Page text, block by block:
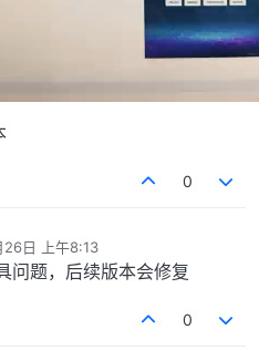
a
y
e
o
0
26日 上午8:13
问题，后续版本会修复
0